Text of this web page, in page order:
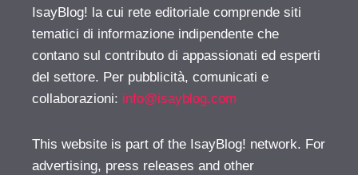
IsayBlog! la cui rete editoriale comprende siti
tematici di informazione indipendente che
contano sul contributo di appassionati ed esperti
del settore. Per pubblicità, comunicati e
collaborazioni: info@isayblog.com
This website is part of the IsayBlog! network. For
advertising, press releases and other